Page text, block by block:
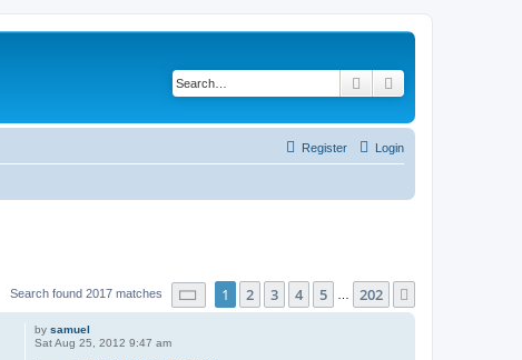
Search
Login
Register
Search found 2017 matches Page of 202
1 2 3 4 5 202
bysamuel
Sat Aug 25, 2012 9:47 am